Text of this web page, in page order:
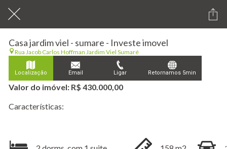
Casa jardim viel - sumare - Investe imovel
Rua Jacob Carlos Hoffman Jardim Viel Sumaré
Localização Email Ligar Retornamos 5min
Valor do imóvel: R$ 430.000,00
Características: